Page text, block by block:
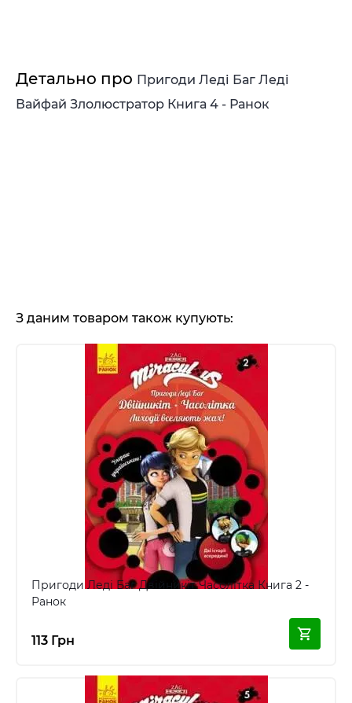
Детально про Пригоди Леді Баг Леді
Вайфай Злолюстратор Книга 4 - Ранок
З даним товаром також купують:
Пригоди Леді Баг Двійникіт Часолітка Книга 2 -
Ранок
113 Грн